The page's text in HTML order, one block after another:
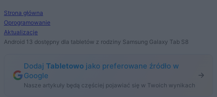
Strona główna
Oprogramowanie
Aktualizacje
Android 13 dostępny dla tabletów z rodziny Samsung Galaxy Tab S8
Dodaj Tabletowo jako preferowane źródło w
Google
Nasze artykuły będą częściej pojawiać się w Twoich wynikach